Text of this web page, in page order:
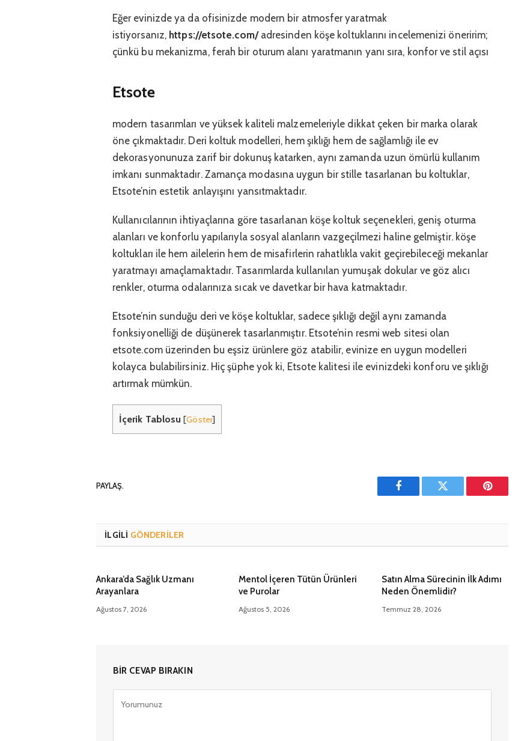
Eğer evinizde ya da ofisinizde modern bir atmosfer yaratmak
istiyorsanız, https://etsote.com/adresinden köşe koltuklarını incelemenizi öneririm;
çünkü bu mekanizma, ferah bir oturum alanı yaratmanın yanı sıra, konfor ve stil açısı
Etsote
modern tasarımları ve yüksek kaliteli malzemeleriyle dikkat çeken bir marka olarak
öne çıkmaktadır. Deri koltuk modelleri, hem şıklığı hem de sağlamlığı ile ev
dekorasyonunuza zarif bir dokunuş katarken, aynı zamanda uzun ömürlü kullanım
imkanı sunmaktadır. Zamança modasına uygun bir stille tasarlanan bu koltuklar,
Etsote’nin estetik anlayışını yansıtmaktadır.
Kullanıcılarının ihtiyaçlarına göre tasarlanan köşe koltuk seçenekleri, geniş oturma
alanları ve konforlu yapılarıyla sosyal alanların vazgeçilmezi haline gelmiştir. köşe
koltukları ile hem ailelerin hem de misafirlerin rahatlıkla vakit geçirebileceği mekanlar
yaratmayı amaçlamaktadır. Tasarımlarda kullanılan yumuşak dokular ve göz alıcı
renkler, oturma odalarınıza sıcak ve davetkar bir hava katmaktadır.
Etsote’nin sunduğu deri ve köşe koltuklar, sadece şıklığı değil aynı zamanda
fonksiyonelliği de düşünerek tasarlanmıştır. Etsote’nin resmi web sitesi olan
etsote.com üzerinden bu eşsiz ürünlere göz atabilir, evinize en uygun modelleri
kolayca bulabilirsiniz. Hiç şüphe yok ki, Etsote kalitesi ile evinizdeki konforu ve şıklığı
artırmak mümkün.
İçerik Tablosu [Göster]
PAYLAŞ.
Facebook Twitter Pinterest'in
İLGILI GÖNDERILER
Ankara’da Sağlık Uzmanı
Arayanlara
Ağustos 7, 2026
Mentol İçeren Tütün Ürünleri
ve Purolar
Ağustos 5, 2026
Satın Alma Sürecinin İlk Adımı
Neden Önemlidir?
Temmuz 28, 2026
BIR CEVAP BIRAKIN